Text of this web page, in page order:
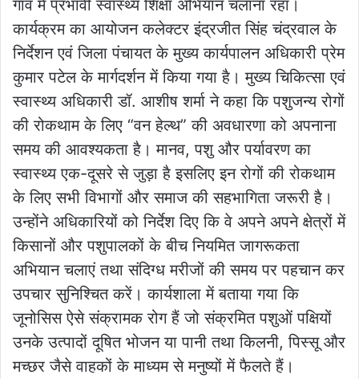
गांव में प्रभावी स्वास्थ्य शिक्षा अभियान चलाना रहा।
कार्यक्रम का आयोजन कलेक्टर इंद्रजीत सिंह चंद्रवाल के
निर्देशन एवं जिला पंचायत के मुख्य कार्यपालन अधिकारी प्रेम
कुमार पटेल के मार्गदर्शन में किया गया है। मुख्य चिकित्सा एवं
स्वास्थ्य अधिकारी डॉ. आशीष शर्मा ने कहा कि पशुजन्य रोगों
की रोकथाम के लिए “वन हेल्थ” की अवधारणा को अपनाना
समय की आवश्यकता है। मानव, पशु और पर्यावरण का
स्वास्थ्य एक-दूसरे से जुड़ा है इसलिए इन रोगों की रोकथाम
के लिए सभी विभागों और समाज की सहभागिता जरूरी है।
उन्होंने अधिकारियों को निर्देश दिए कि वे अपने अपने क्षेत्रों में
किसानों और पशुपालकों के बीच नियमित जागरूकता
अभियान चलाएं तथा संदिग्ध मरीजों की समय पर पहचान कर
उपचार सुनिश्चित करें। कार्यशाला में बताया गया कि
जूनोसिस ऐसे संक्रामक रोग हैं जो संक्रमित पशुओं पक्षियों
उनके उत्पादों दूषित भोजन या पानी तथा किलनी, पिस्सू और
मच्छर जैसे वाहकों के माध्यम से मनुष्यों में फैलते हैं।